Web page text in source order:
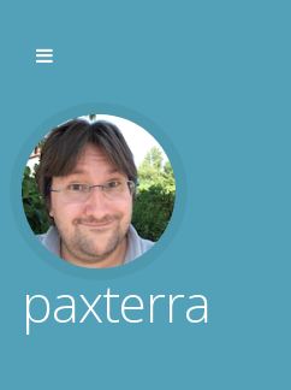
paxterra